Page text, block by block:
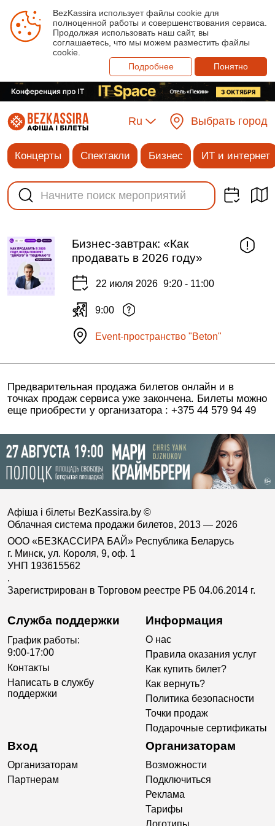
BezKassira использует файлы cookie для
полноценной работы и совершенствования сервиса.
Продолжая использовать наш сайт, вы
соглашаетесь, что мы можем разместить файлы
cookie.
Подробнее
Понятно
Ru Выбрать город
Концерты Спектакли Бизнес ИТ и интернет
Бизнес-завтрак: «Как
продавать в 2026 году»
22 июля 2026 9:20 - 11:00
9:00
Event-пространство "Beton"
Предварительная продажа билетов онлайн и в
точках продаж сервиса уже закончена. Билеты можно
еще приобрести у организатора : +375 44 579 94 49
Афіша і білеты BezKassira.by ©
Облачная система продажи билетов, 2013 — 2026
ООО «БЕЗКАССИРА БАЙ» Республика Беларусь
г. Минск, ул. Короля, 9, оф. 1
УНП 193615562
.
Зарегистрирован в Торговом реестре РБ 04.06.2014 г.
Служба поддержки
График работы:
9:00-17:00
Контакты
Написать в службу
поддержки
Информация
О нас
Правила оказания услуг
Как купить билет?
Как вернуть?
Политика безопасности
Точки продаж
Подарочные сертификаты
Вход
Организаторам
Партнерам
Организаторам
Возможности
Подключиться
Реклама
Тарифы